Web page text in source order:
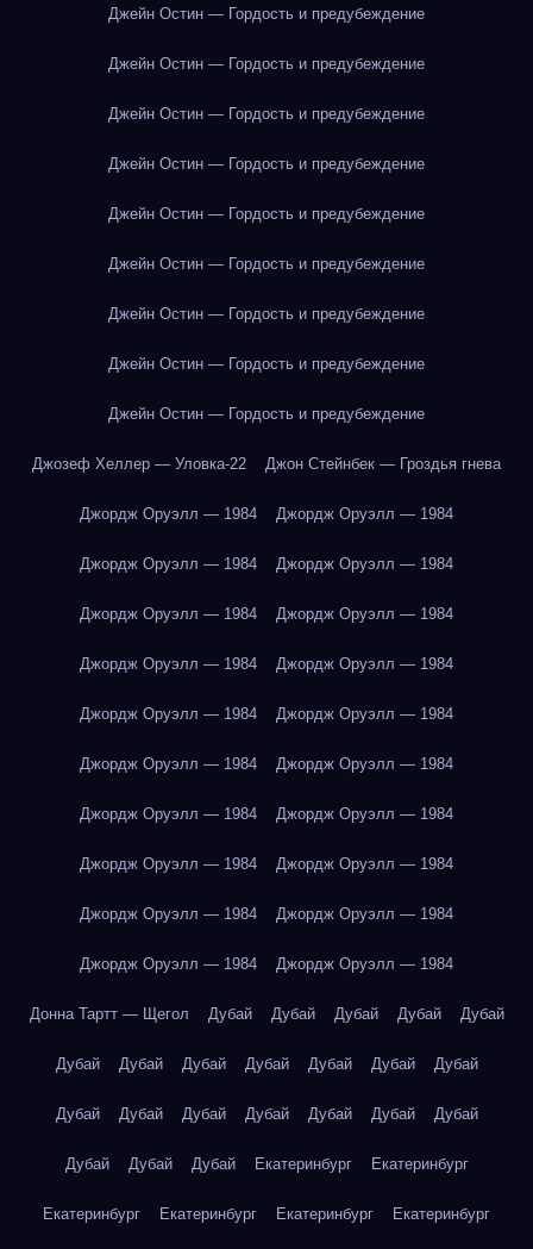
Джейн Остин — Гордость и предубеждение
Джейн Остин — Гордость и предубеждение
Джейн Остин — Гордость и предубеждение
Джейн Остин — Гордость и предубеждение
Джейн Остин — Гордость и предубеждение
Джейн Остин — Гордость и предубеждение
Джейн Остин — Гордость и предубеждение
Джейн Остин — Гордость и предубеждение
Джейн Остин — Гордость и предубеждение
Джозеф Хеллер — Уловка-22 Джон Стейнбек — Гроздья гнева
Джордж Оруэлл — 1984 Джордж Оруэлл — 1984
Джордж Оруэлл — 1984 Джордж Оруэлл — 1984
Джордж Оруэлл — 1984 Джордж Оруэлл — 1984
Джордж Оруэлл — 1984 Джордж Оруэлл — 1984
Джордж Оруэлл — 1984 Джордж Оруэлл — 1984
Джордж Оруэлл — 1984 Джордж Оруэлл — 1984
Джордж Оруэлл — 1984 Джордж Оруэлл — 1984
Джордж Оруэлл — 1984 Джордж Оруэлл — 1984
Джордж Оруэлл — 1984 Джордж Оруэлл — 1984
Джордж Оруэлл — 1984 Джордж Оруэлл — 1984
Донна Тартт — Щегол Дубай Дубай Дубай Дубай Дубай
Дубай Дубай Дубай Дубай Дубай Дубай Дубай
Дубай Дубай Дубай Дубай Дубай Дубай Дубай
Дубай Дубай Дубай Екатеринбург Екатеринбург
Екатеринбург Екатеринбург Екатеринбург Екатеринбург